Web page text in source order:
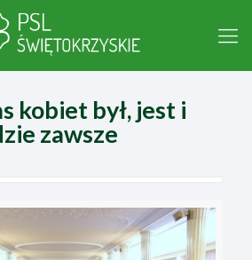
kobiet był, jest i
zawsze